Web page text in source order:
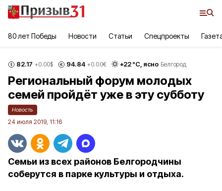
80 лет Победы Новости Статьи Спецпроекты
82.17 +0.00$ 94.84 +0.00€ +22°С, ясно Белгород
Региональный форум молодых
семей пройдёт уже в эту субботу
Новость
24 июля 2019, 11:16
Семьи из всех районов Белгородчины
соберутся в парке культуры и отдыха.